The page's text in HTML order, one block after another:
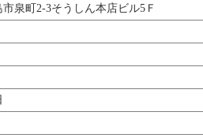
泉町2-3そうしん本店ビル5Ｆ